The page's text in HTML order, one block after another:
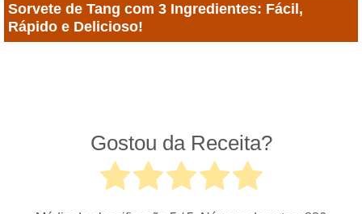
Sorvete de Tang com 3 Ingredientes: Fácil,
Rápido e Delicioso!
Gostou da Receita?